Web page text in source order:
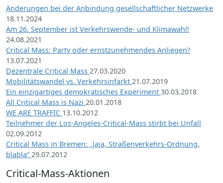
Änderungen bei der Anbindung gesellschaftlicher Netzwerke
18.11.2024
Am 26. September ist Verkehrswende- und Klimawahl!
24.08.2021
Critical Mass: Party oder ernstzunehmendes Anliegen?
13.07.2021
Dezentrale Critical Mass 27.03.2020
Mobilitätswandel vs. Verkehrsinfarkt 21.07.2019
Ein einzigartiges demokratisches Experiment 30.03.2018
All Critical Mass is Nazi 20.01.2018
WE ARE TRAFFIC 13.10.2012
Teilnehmer der Los-Angeles-Critical-Mass stirbt bei Unfall
02.09.2012
Critical Mass in Bremen: „Jaja, Straßenverkehrs-Ordnung,
blabla“ 29.07.2012
Critical-Mass-Aktionen